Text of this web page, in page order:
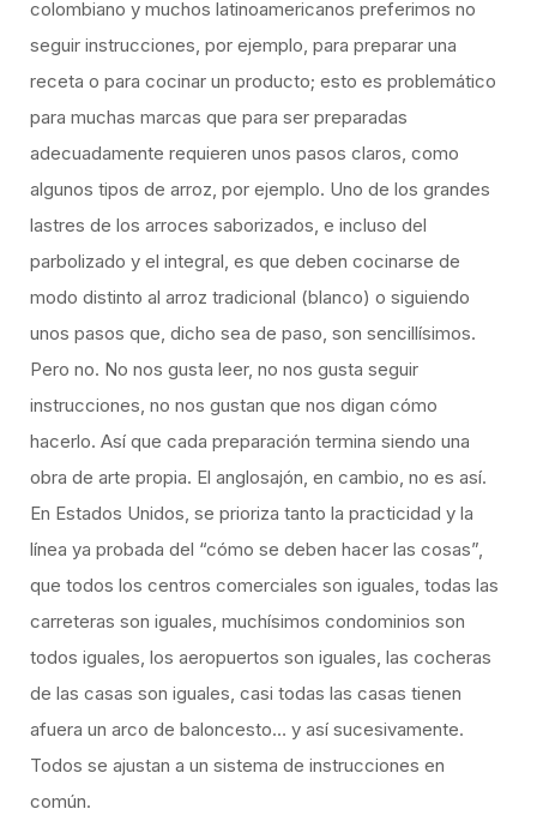
colombiano y muchos latinoamericanos preferimos no
seguir instrucciones, por ejemplo, para preparar una
receta o para cocinar un producto; esto es problemático
para muchas marcas que para ser preparadas
adecuadamente requieren unos pasos claros, como
algunos tipos de arroz, por ejemplo. Uno de los grandes
lastres de los arroces saborizados, e incluso del
parbolizado y el integral, es que deben cocinarse de
modo distinto al arroz tradicional (blanco) o siguiendo
unos pasos que, dicho sea de paso, son sencillísimos.
Pero no. No nos gusta leer, no nos gusta seguir
instrucciones, no nos gustan que nos digan cómo
hacerlo. Así que cada preparación termina siendo una
obra de arte propia. El anglosajón, en cambio, no es así.
En Estados Unidos, se prioriza tanto la practicidad y la
línea ya probada del “cómo se deben hacer las cosas”,
que todos los centros comerciales son iguales, todas las
carreteras son iguales, muchísimos condominios son
todos iguales, los aeropuertos son iguales, las cocheras
de las casas son iguales, casi todas las casas tienen
afuera un arco de baloncesto… y así sucesivamente.
Todos se ajustan a un sistema de instrucciones en
común.